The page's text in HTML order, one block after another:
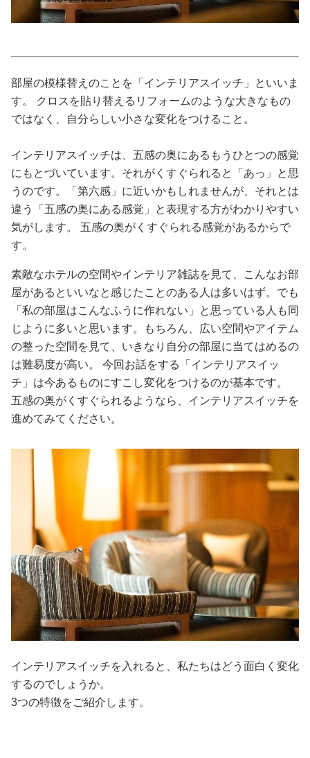
カルチャー/エンタメ
占い
性と愛
ゲーム
部屋の模様替えのことを「インテリアスイッチ」といいま
す。 クロスを貼り替えるリフォームのような大きなもの
ではなく、自分らしい小さな変化をつけること。
インテリアスイッチは、五感の奥にあるもうひとつの感覚
にもとづいています。それがくすぐられると「あっ」と思
うのです。「第六感」に近いかもしれませんが、それとは
違う「五感の奥にある感覚」と表現する方がわかりやすい
気がします。 五感の奥がくすぐられる感覚があるからで
す。
素敵なホテルの空間やインテリア雑誌を見て、こんなお部
屋があるといいなと感じたことのある人は多いはず。でも
「私の部屋はこんなふうに作れない」と思っている人も同
じように多いと思います。もちろん、広い空間やアイテム
の整った空間を見て、いきなり自分の部屋に当てはめるの
は難易度が高い。 今回お話をする「インテリアスイッ
チ」は今あるものにすこし変化をつけるのが基本です。
五感の奥がくすぐられるようなら、インテリアスイッチを
進めてみてください。
インテリアスイッチを入れると、私たちはどう面白く変化
するのでしょうか。
3つの特徴をご紹介します。